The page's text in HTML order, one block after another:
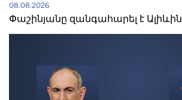
08.08.2026
Փաշինյանը զանգահարել է Ալիևին